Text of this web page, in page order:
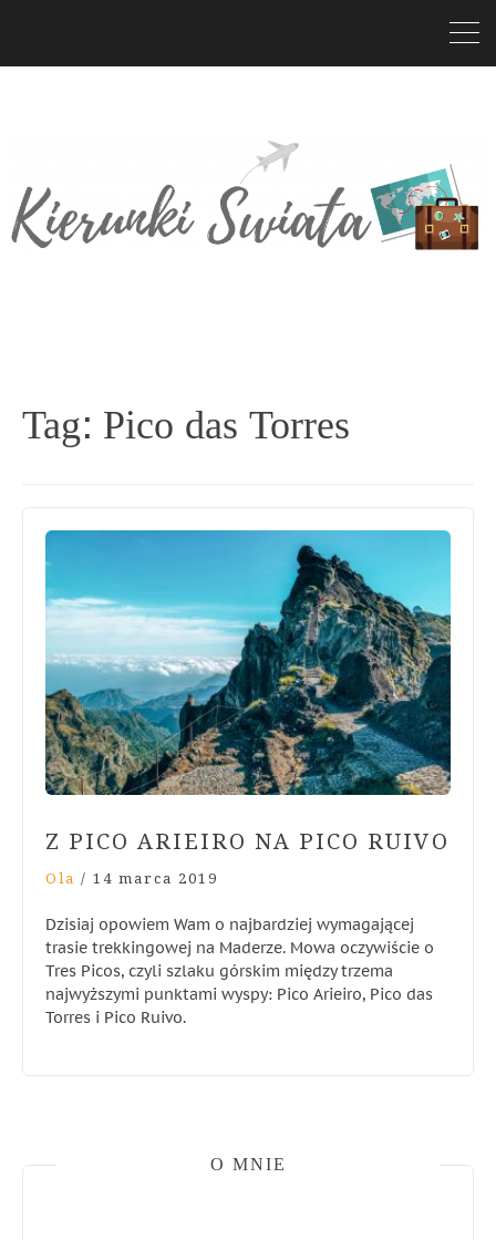
Tag: Pico das Torres
Z PICO ARIEIRO NA PICO RUIVO
Ola / 14 marca 2019
Dzisiaj opowiem Wam o najbardziej wymagającej
trasie trekkingowej na Maderze. Mowa oczywiście o
Tres Picos, czyli szlaku górskim między trzema
najwyższymi punktami wyspy: Pico Arieiro, Pico das
Torres i Pico Ruivo.
O MNIE